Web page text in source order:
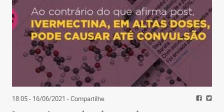
18:05 - 16/06/2021 - Compartilhe